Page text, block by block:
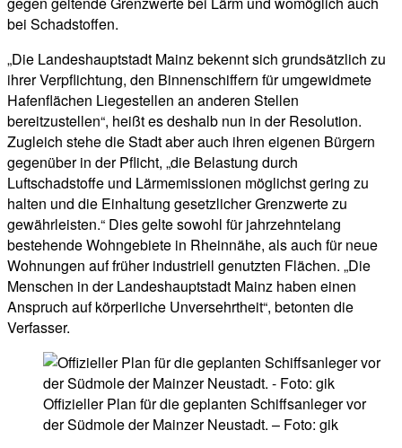
bei Schadstoffen.
„Die Landeshauptstadt Mainz bekennt sich grundsätzlich zu
ihrer Verpflichtung, den Binnenschiffern für umgewidmete
Hafenflächen Liegestellen an anderen Stellen
bereitzustellen“, heißt es deshalb nun in der Resolution.
Zugleich stehe die Stadt aber auch ihren eigenen Bürgern
gegenüber in der Pflicht, „die Belastung durch
Luftschadstoffe und Lärmemissionen möglichst gering zu
halten und die Einhaltung gesetzlicher Grenzwerte zu
gewährleisten.“ Dies gelte sowohl für jahrzehntelang
bestehende Wohngebiete in Rheinnähe, als auch für neue
Wohnungen auf früher industriell genutzten Flächen. „Die
Menschen in der Landeshauptstadt Mainz haben einen
Anspruch auf körperliche Unversehrtheit“, betonten die
Verfasser.
Offizieller Plan für die geplanten Schiffsanleger vor
der Südmole der Mainzer Neustadt. – Foto: gik